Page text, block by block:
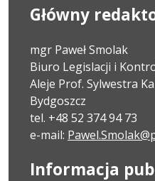
Główny
mgr Paweł Smolak
Biuro Legislacji i
Aleje Prof. Sylwestra
Bydgoszcz
tel. +48 52 374 94 73
e-mail:
Informacja